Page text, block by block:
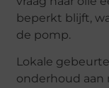
beperkt blijft,
de pomp.
Lokale
onderhoud aan